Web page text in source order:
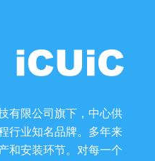
有限公司旗下，中心供
行业知名品牌。多年来
和安装环节。对每一个